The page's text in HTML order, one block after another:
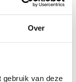
Over
van deze
is uroloog
en geldt
,,Die